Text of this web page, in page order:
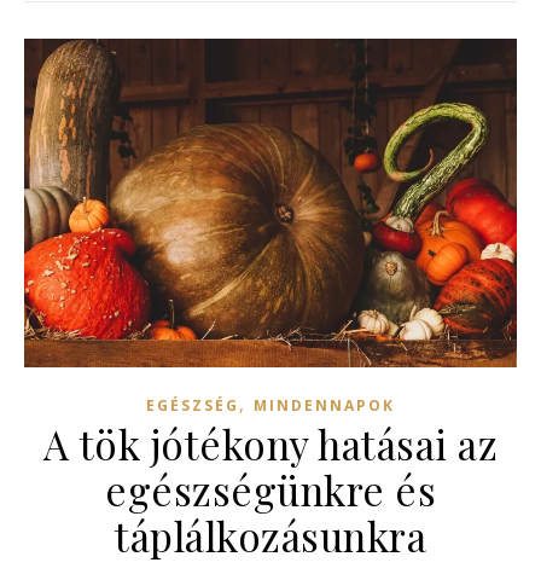
EGÉSZSÉG , MINDENNAPOK
A tök jótékony hatásai az
egészségünkre és
táplálkozásunkra